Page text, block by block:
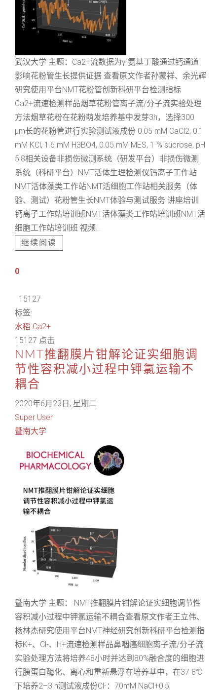
武汉大学 主题：Ca2+流数据为γ-氨基丁酸通过钙通道
影响花粉管生长提供证据 查看原文作者孙蒙祥、余光辉
研究使用平台NMT花粉管创新科研平台检测指标
Ca2+流速检测样品烟草花粉管离子流/分子流实验处理
方法烟草花粉在花粉萌发培养基中发芽3h，选择300
μm长的花粉管进行实验测试液成份 0.05 mM CaCl2, 0.1
mM KCl, 1.6 mM H3BO4, 0.05 mM MES, 1 % sucrose, pH
5.8相关设备非损伤微测系统（研发平台）非损伤微测
系统（科研平台）NMT活体生理检测仪钙离子工作站
NMT活体藻类工作站NMT活细胞工作站相关服务（体
验、测试）花粉管生长NMT体验与测试服务 讲座培训
钙离子工作站培训班NMT活体藻类工作站培训班NMT活
细胞工作站培训班 视频...
继续阅读
0
15127
标签:
水稻 Ca2+
15127 点击
NMT推翻膜片钳解论证实细胞调
节性容积减小过程中钾氯运输不
耦合
2020年6月23日, 星期二
Super User
暨南大学
暨南大学 主题： NMT推翻膜片钳解论证实细胞调节性
容积减小过程中钾氯运输不耦合查看原文作者王立伟、
杨林杰研究使用平台NMT神经研究创新科研平台检测指
标K+、Cl-、H+流速检测样品鼻咽癌细胞离子流/分子流
实验处理方法将培养48小时并达到80%融合度的细胞进
行胰蛋白酶化、离心和重新悬浮在培养基中，在37 8℃
下培养2–3 h测试液成份Cl-：70mM NaCl+0.5